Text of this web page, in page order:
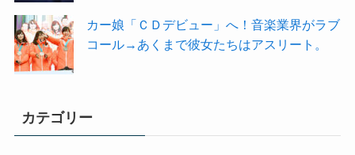
カー娘「ＣＤデビュー」へ！音楽業界がラブ
コール→あくまで彼女たちはアスリート。
カテゴリー